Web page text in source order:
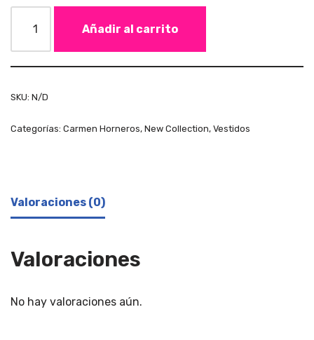
Añadir al carrito
SKU: N/D
Categorías: Carmen Horneros, New Collection, Vestidos
Valoraciones (0)
Valoraciones
No hay valoraciones aún.